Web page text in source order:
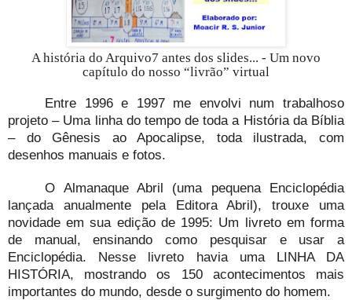
A história do Arquivo7 antes dos slides... - Um novo
capítulo do nosso “livrão” virtual
Entre 1996 e 1997 me envolvi num trabalhoso
projeto – Uma linha do tempo de toda a História da Bíblia
– do Gênesis ao Apocalipse, toda ilustrada, com
desenhos manuais e fotos.
O Almanaque Abril (uma pequena Enciclopédia
lançada anualmente pela Editora Abril), trouxe uma
novidade em sua edição de 1995: Um livreto em forma
de manual, ensinando como pesquisar e usar a
Enciclopédia. Nesse livreto havia uma LINHA DA
HISTÓRIA, mostrando os 150 acontecimentos mais
importantes do mundo, desde o surgimento do homem.